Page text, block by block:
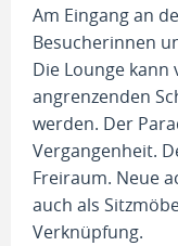
Am Eingang an
Besucherinnen
Die Lounge
angrenzenden
werden. Der
Vergangenheit.
Freiraum. Neue
auch als
Verknüpfung.